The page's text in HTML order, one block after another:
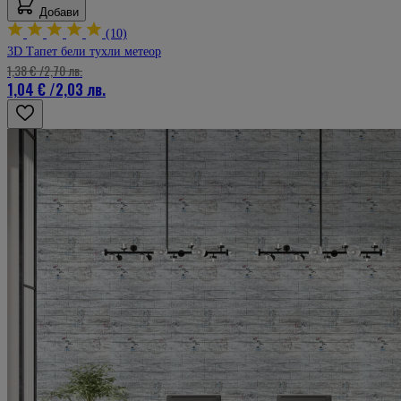
Добави
(10)
3D Тапет бели тухли метеор
1,04 €/2,03 лв.
1,38 €/2,70 лв.